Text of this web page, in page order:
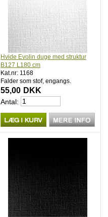
Hvide Evolin duge med struktur
B127 L180 cm
Kat.nr: 1168
Falder som stof, engangs.
55,00 DKK
Antal: